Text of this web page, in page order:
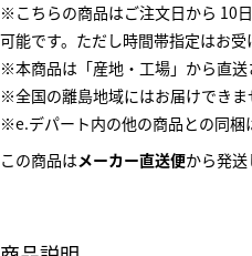
※こちらの商品はご注文日から 10
可能です。ただし時間帯指定はお受
※本商品は「産地・工場」から直送
※全国の離島地域にはお届けできま
※e.デパート内の他の商品との同梱
この商品はメーカー直送便から発送